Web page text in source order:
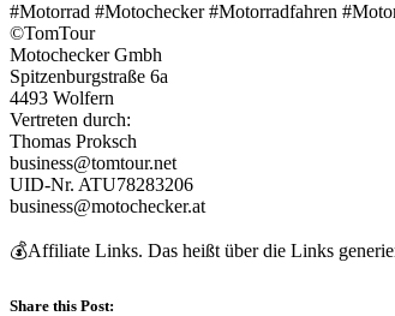
#Motorrad #Motochecker #Motorradfahren
©TomTour
Motochecker Gmbh
Spitzenburgstraße 6a
4493 Wolfern
Vertreten durch:
Thomas Proksch
business@tomtour.net
UID-Nr. ATU78283206
business@motochecker.at
💰Affiliate Links. Das heißt über die Links
Share this Post: